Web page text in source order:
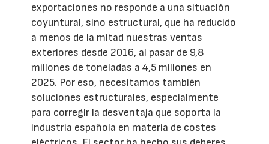
exportaciones no responde a una situación
coyuntural, sino estructural, que ha reducido
a menos de la mitad nuestras ventas
exteriores desde 2016, al pasar de 9,8
millones de toneladas a 4,5 millones en
2025. Por eso, necesitamos también
soluciones estructurales, especialmente
para corregir la desventaja que soporta la
industria española en materia de costes